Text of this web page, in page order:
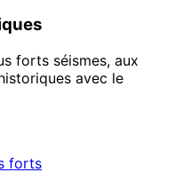
forts séismes, aux
avec le
forts